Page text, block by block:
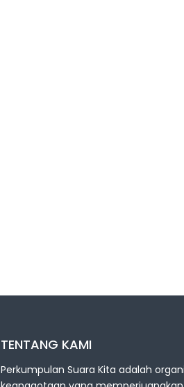
TENTANG KAMI
Perkumpulan Suara Kita adalah